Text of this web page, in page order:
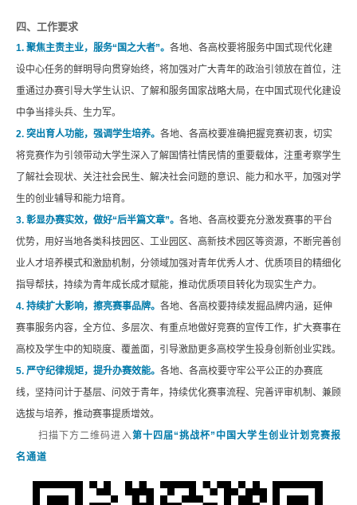
四、工作要求
1. 聚焦主责主业，服务“国之大者”。 各地、各高校要将服务中国式现代化建
设中心任务的鲜明导向贯穿始终，将加强对广大青年的政治引领放在首位，注
重通过办赛引导大学生认识、了解和服务国家战略大局，在中国式现代化建设
中争当排头兵、生力军。
2. 突出育人功能，强调学生培养。 各地、各高校要准确把握竞赛初衷，切实
将竞赛作为引领带动大学生深入了解国情社情民情的重要载体，注重考察学生
了解社会现状、关注社会民生、解决社会问题的意识、能力和水平，加强对学
生的创业辅导和能力培育。
3. 彰显办赛实效，做好“后半篇文章”。 各地、各高校要充分激发赛事的平台
优势，用好当地各类科技园区、工业园区、高新技术园区等资源，不断完善创
业人才培养模式和激励机制，分领域加强对青年优秀人才、优质项目的精细化
指导帮扶，持续为青年成长成才赋能，推动优质项目转化为现实生产力。
4. 持续扩大影响，擦亮赛事品牌。 各地、各高校要持续发掘品牌内涵，延伸
赛事服务内容，全方位、多层次、有重点地做好竞赛的宣传工作，扩大赛事在
高校及学生中的知晓度、覆盖面，引导激励更多高校学生投身创新创业实践。
5. 严守纪律规矩，提升办赛效能。 各地、各高校要守牢公平公正的办赛底
线，坚持问计于基层、问效于青年，持续优化赛事流程、完善评审机制、兼顾
选拔与培养，推动赛事提质增效。
扫描下方二维码进入第十四届“挑战杯”中国大学生创业计划竞赛报
名通道